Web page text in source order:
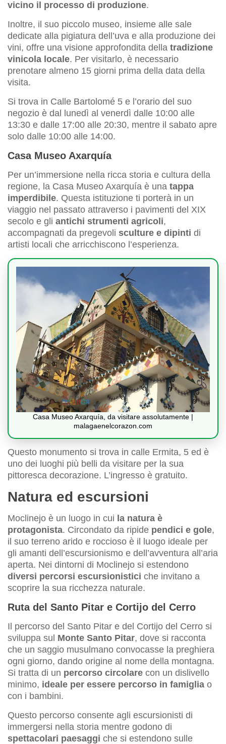
vicino il processo di produzione.
Inoltre, il suo piccolo museo, insieme alle sale
dedicate alla pigiatura dell’uva e alla produzione dei
vini, offre una visione approfondita della tradizione
vinicola locale. Per visitarlo, è necessario
prenotare almeno 15 giorni prima della data della
visita.
Si trova in Calle Bartolomé 5 e l’orario del suo
negozio è dal lunedì al venerdì dalle 10:00 alle
13:30 e dalle 17:00 alle 20:30, mentre il sabato apre
solo dalle 10:00 alle 14:00.
Casa Museo Axarquía
Per un’immersione nella ricca storia e cultura della
regione, la Casa Museo Axarquía è una tappa
imperdibile. Questa istituzione ti porterà in un
viaggio nel passato attraverso i pavimenti del XIX
secolo e gli antichi strumenti agricoli,
accompagnati da pregevoli sculture e dipinti di
artisti locali che arricchiscono l’esperienza.
Casa Museo Axarquía, da visitare assolutamente |
malagaenelcorazon.com
Questo monumento si trova in calle Ermita, 5 ed è
uno dei luoghi più belli da visitare per la sua
pittoresca decorazione. L’ingresso è gratuito.
Natura ed escursioni
Moclinejo è un luogo in cui la natura è
protagonista. Circondato da ripide pendici e gole,
il suo terreno arido e roccioso è il luogo ideale per
gli amanti dell’escursionismo e dell’avventura all’aria
aperta. Nei dintorni di Moclinejo si estendono
diversi percorsi escursionistici che invitano a
scoprire la sua ricchezza naturale.
Ruta del Santo Pitar e Cortijo del Cerro
Il percorso del Santo Pitar e del Cortijo del Cerro si
sviluppa sul Monte Santo Pitar, dove si racconta
che un saggio musulmano convocasse la preghiera
ogni giorno, dando origine al nome della montagna.
Si tratta di un percorso circolare con un dislivello
minimo, ideale per essere percorso in famiglia o
con i bambini.
Questo percorso consente agli escursionisti di
immergersi nella storia mentre godono di
spettacolari paesaggi che si estendono sulle